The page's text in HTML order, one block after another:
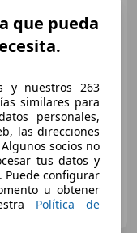
que pueda
y nuestros 263
similares para
personales,
las direcciones
socios no
tus datos y
Puede configurar
u obtener
Política de